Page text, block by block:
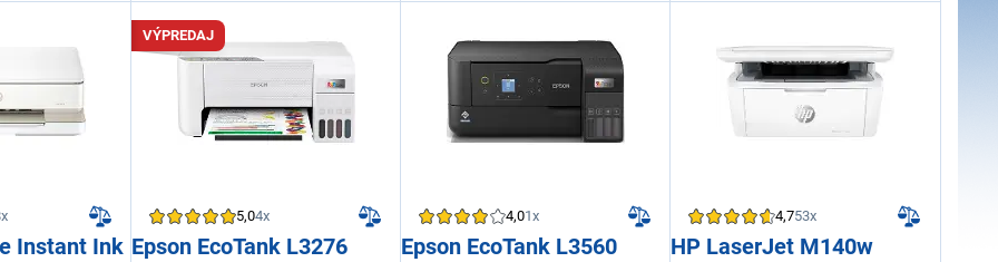
Instant Ink
VÝPREDAJ
5,04x
Epson EcoTank L3276
4,01x
Epson EcoTank L3560
4,753x
HP LaserJet M140w